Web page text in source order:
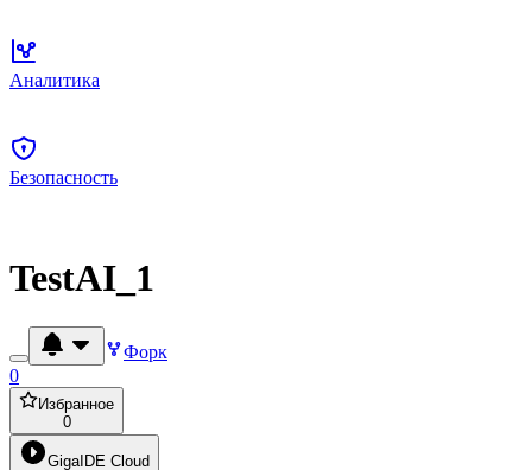
Аналитика
Безопасность
TestAI_1
Форк
0
Избранное
0
GigaIDE Cloud